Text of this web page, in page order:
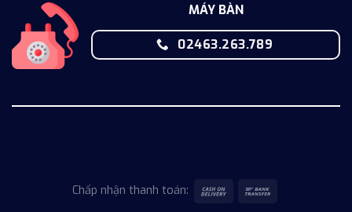
MÁY BÀN
02463.263.789
Chấp nhận thanh toán: